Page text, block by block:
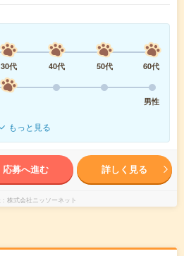
30代 40代 50代
60代
男性
もっと見る
応募へ進む 詳しく見る
株式会社ニッソーネット